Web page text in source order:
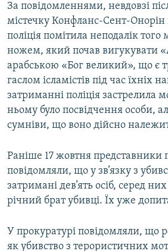
За повідомленнями, невдовзі
містечку Конфланс-Сент-
поліція помітила неподалік того
ножем, який почав вигукувати
арабською «Бог великий», що є
гаслом ісламістів під час їхніх
затриманні поліція застрелила
ньому було посвідчення особи,
сумніви, що воно дійсно
Раніше 17 жовтня представники
повідомляли, що у зв’язку з
затримані дев’ять осіб, серед них
річний брат убивці. Їх уже
У прокуратурі повідомляли, що
як убивство з терористичних